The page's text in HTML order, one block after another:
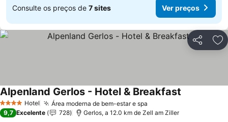
Consulte os preços de 7 sites Ver preços
Partilhar
4 EstrelasHotel Área moderna de bem-estar e spa
Alpenland Gerlos - Hotel & Breakfast
9,7 Excelente 728 Gerlos, a 12.0 km de Zell am Ziller